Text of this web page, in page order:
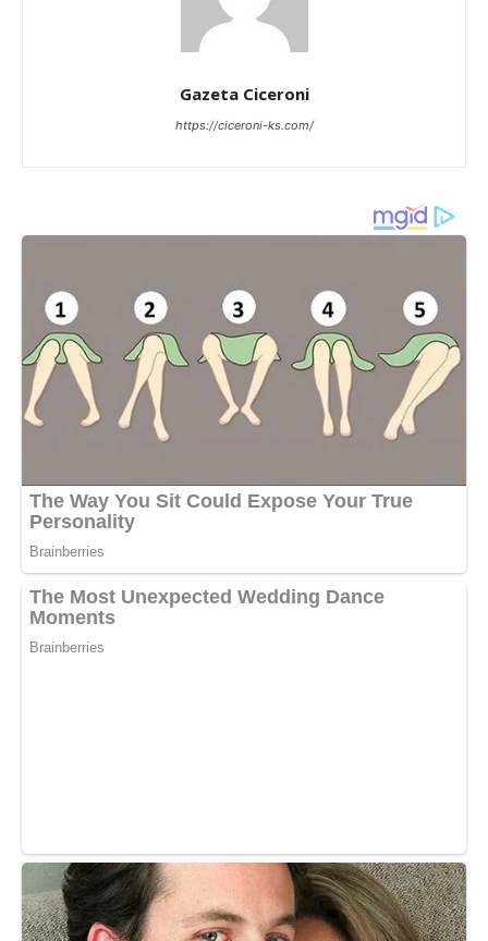
Gazeta Ciceroni
https://ciceroni-ks.com/